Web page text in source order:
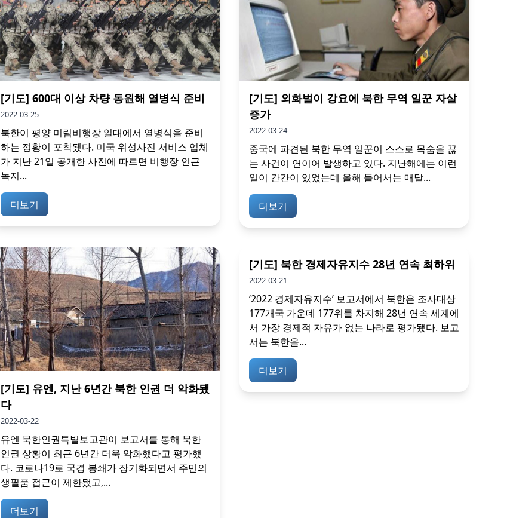
[기도] 600대 이상 차량 동원해 열병식 준비
2022-03-25
북한이 평양 미림비행장 일대에서 열병식을 준비
하는 정황이 포착됐다. 미국 위성사진 서비스 업체
가 지난 21일 공개한 사진에 따르면 비행장 인근
녹지...
더보기
[기도] 외화벌이 강요에 북한 무역 일꾼 자살
증가
2022-03-24
중국에 파견된 북한 무역 일꾼이 스스로 목숨을 끊
는 사건이 연이어 발생하고 있다. 지난해에는 이런
일이 간간이 있었는데 올해 들어서는 매달...
더보기
[기도] 유엔, 지난 6년간 북한 인권 더 악화됐
다
2022-03-22
유엔 북한인권특별보고관이 보고서를 통해 북한
인권 상황이 최근 6년간 더욱 악화했다고 평가했
다. 코로나19로 국경 봉쇄가 장기화되면서 주민의
생필품 접근이 제한됐고,...
더보기
[기도] 북한 경제자유지수 28년 연속 최하위
2022-03-21
‘2022 경제자유지수’ 보고서에서 북한은 조사대상
177개국 가운데 177위를 차지해 28년 연속 세계에
서 가장 경제적 자유가 없는 나라로 평가됐다. 보고
서는 북한을...
더보기